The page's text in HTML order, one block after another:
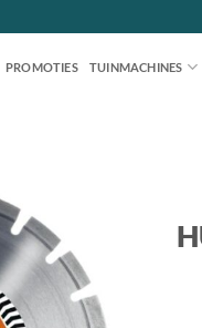
PROMOTIES TUINMACHINES
Toevoegen
aan
verlanglijst